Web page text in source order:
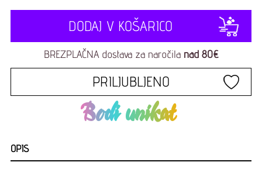
DODAJ V KOŠARICO
BREZPLAČNA dostava za naročila nad 80€
PRILJUBLJENO
Bodi unikat
OPIS